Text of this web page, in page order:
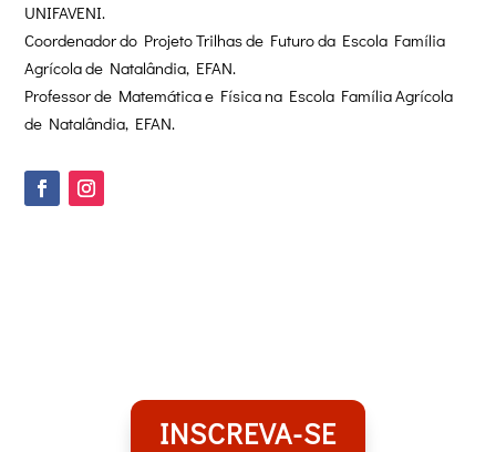
UNIFAVENI.
Coordenador do Projeto Trilhas de Futuro da Escola Família
Agrícola de Natalândia, EFAN.
Professor de Matemática e Física na Escola Família Agrícola
de Natalândia, EFAN.
INSCREVA-SE